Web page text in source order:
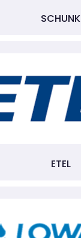
SCHUNK
ETEL